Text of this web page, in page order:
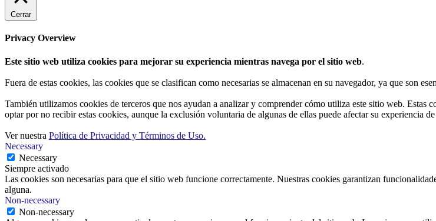
Cerrar
Privacy Overview
Este sitio web utiliza cookies para mejorar su experiencia mientras navega por el sitio web.
Fuera de estas cookies, las cookies que se clasifican como necesarias se almacenan en su navegador, ya que son
También utilizamos cookies de terceros que nos ayudan a analizar y comprender cómo utiliza este sitio web. Estas
optar por no recibir estas cookies, aunque la exclusión voluntaria de algunas de ellas puede afectar su experiencia
Ver nuestra Política de Privacidad y Términos de Uso.
Necessary
Necessary
Siempre activado
Las cookies son necesarias para que el sitio web funcione correctamente. Nuestras cookies garantizan
alguna.
Non-necessary
Non-necessary